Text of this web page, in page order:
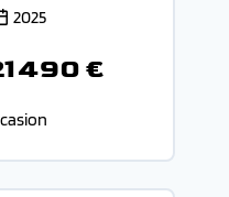
2025
490 €